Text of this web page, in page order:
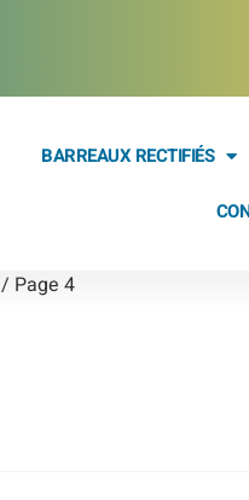
BARREAUX RECTIFIÉS
/ Page 4